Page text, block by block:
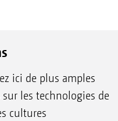
ici de plus amples
les technologies de
cultures